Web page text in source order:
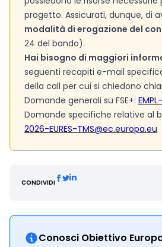
progetto. Assicurati, dunque, di
modalità di erogazione del
24 del bando).
Hai bisogno di maggiori
seguenti recapiti e-mail
della call per cui si chiedono
Domande generali su FSE+:
Domande specifiche relative al
2026-EURES-TMS@ec.europa.eu
CONDIVIDI
Conosci Obiettivo